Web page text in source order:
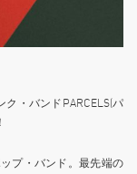
ク・バンドPARCELS(パ
プ・バンド。最先端の